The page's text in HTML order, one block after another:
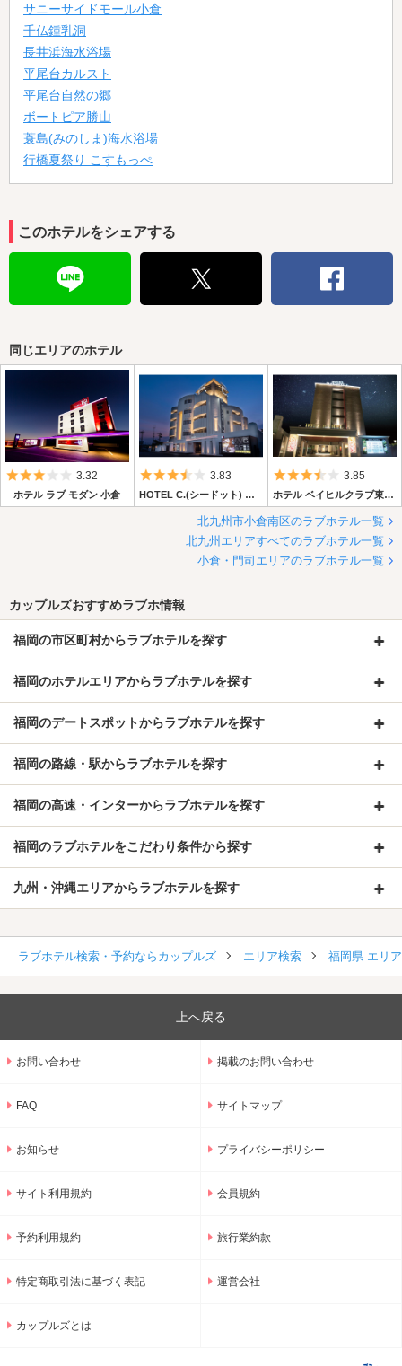
サニーサイドモール小倉
千仏鍾乳洞
長井浜海水浴場
平尾台カルスト
平尾台自然の郷
ボートピア勝山
蓑島(みのしま)海水浴場
行橋夏祭り こすもっぺ
このホテルをシェアする
同じエリアのホテル
5つ星のうち3
3.32
ホテル ラブ モダン 小倉
5つ星のうち3.5
3.83
HOTEL C.(シードット) 小倉エスト
5つ星のうち
3.85
ホテル ベイヒルクラブ東小倉店
北九州市小倉南区のラブホテル一覧
北九州エリアすべてのラブホテル一覧
小倉・門司エリアのラブホテル一覧
カップルズおすすめラブホ情報
福岡の市区町村からラブホテルを探す
福岡のホテルエリアからラブホテルを探す
福岡のデートスポットからラブホテルを探す
福岡の路線・駅からラブホテルを探す
福岡の高速・インターからラブホテルを探す
福岡のラブホテルをこだわり条件から探す
九州・沖縄エリアからラブホテルを探す
ラブホテル検索・予約ならカップルズ エリア検索 福岡県 エリ
上へ戻る
お問い合わせ 掲載のお問い合わせ
FAQ サイトマップ
お知らせ プライバシーポリシー
サイト利用規約 会員規約
予約利用規約 旅行業約款
特定商取引法に基づく表記 運営会社
カップルズとは